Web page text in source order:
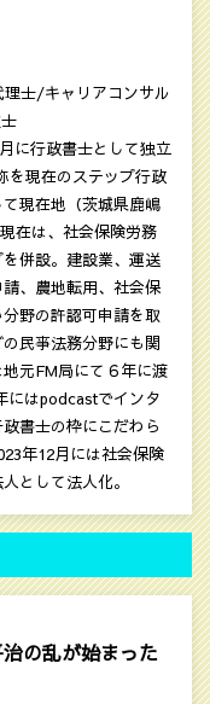
士/キャリアコンサル
に行政書士として独立
を現在のステップ行政
現在地（茨城県鹿嶋
在は、社会保険労務
併設。建設業、運送
、農地転用、社会保
野の許認可申請を取
民亊法務分野にも関
元FM局にて６年に渡
にはpodcastでインタ
書士の枠にこだわら
年12月には社会保険
として法人化。
の乱が始まった